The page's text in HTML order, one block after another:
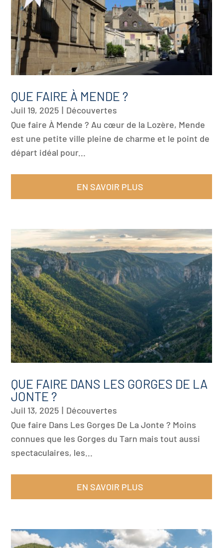
QUE FAIRE À MENDE ?
Juil 19, 2025 | Découvertes
Que faire À Mende ? Au cœur de la Lozère, Mende
est une petite ville pleine de charme et le point de
départ idéal pour...
EN SAVOIR PLUS
QUE FAIRE DANS LES GORGES DE LA
JONTE ?
Juil 13, 2025 | Découvertes
Que faire Dans Les Gorges De La Jonte ? Moins
connues que les Gorges du Tarn mais tout aussi
spectaculaires, les...
EN SAVOIR PLUS